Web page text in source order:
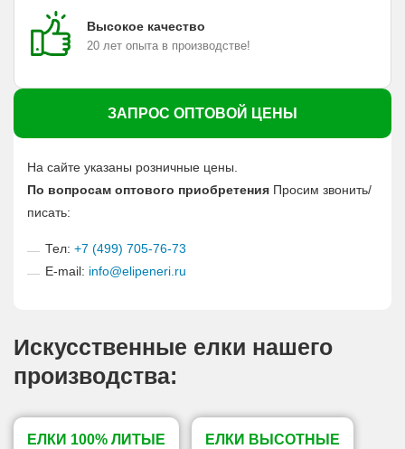
Высокое качество
20 лет опыта в производстве!
ЗАПРОС ОПТОВОЙ ЦЕНЫ
На сайте указаны розничные цены.
По вопросам оптового приобретения Просим звонить/
писать:
Тел: +7 (499) 705-76-73
E-mail: info@elipeneri.ru
Искусственные елки нашего
производства:
ЕЛКИ 100% ЛИТЫЕ ЕЛКИ ВЫСОТНЫЕ